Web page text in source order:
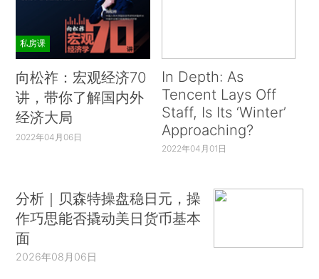
私房课
向松祚：宏观经济70
讲，带你了解国内外
经济大局
2022年04月06日
In Depth: As
Tencent Lays Off
Staff, Is Its ‘Winter’
Approaching?
2022年04月01日
分析｜贝森特操盘稳日元，操
作巧思能否撬动美日货币基本
面
2026年08月06日